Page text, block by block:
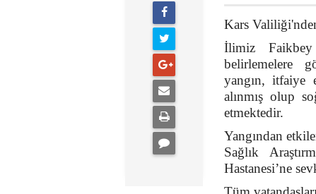
Kars
İlimiz
belirlemelere
yangın, itfaiye
alınmış olup
etmektedir.
Yangından
Sağlık
Hastanesi’ne